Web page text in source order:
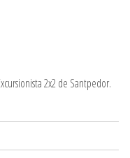
2x2 de Santpedor.